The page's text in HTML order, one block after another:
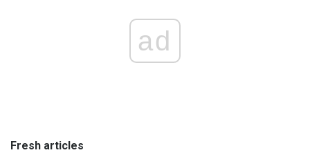
ad
Fresh articles